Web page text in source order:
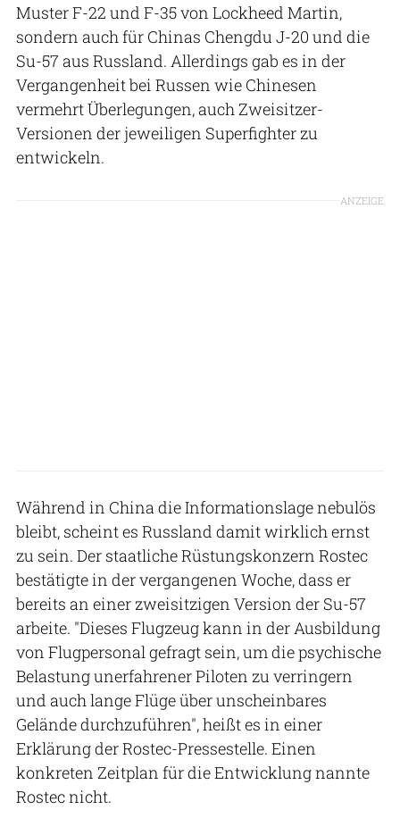
Muster F-22 und F-35 von Lockheed Martin,
sondern auch für Chinas Chengdu J-20 und die
Su-57 aus Russland. Allerdings gab es in der
Vergangenheit bei Russen wie Chinesen
vermehrt Überlegungen, auch Zweisitzer-
Versionen der jeweiligen Superfighter zu
entwickeln.
ANZEIGE
Während in China die Informationslage nebulös
bleibt, scheint es Russland damit wirklich ernst
zu sein. Der staatliche Rüstungskonzern Rostec
bestätigte in der vergangenen Woche, dass er
bereits an einer zweisitzigen Version der Su-57
arbeite. "Dieses Flugzeug kann in der Ausbildung
von Flugpersonal gefragt sein, um die psychische
Belastung unerfahrener Piloten zu verringern
und auch lange Flüge über unscheinbares
Gelände durchzuführen", heißt es in einer
Erklärung der Rostec-Pressestelle. Einen
konkreten Zeitplan für die Entwicklung nannte
Rostec nicht.